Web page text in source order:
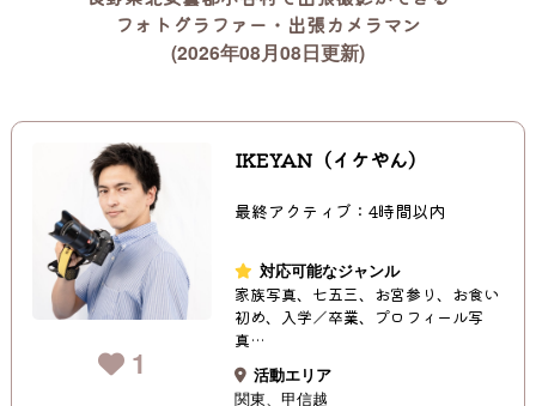
フォトグラファー・出張カメラマン
(2026年08月08日更新)
1
IKEYAN（イケやん）
最終アクティブ：4時間以内
対応可能なジャンル
家族写真、七五三、お宮参り、お食い
初め、入学／卒業、プロフィール写
真…
活動エリア
関東
甲信越